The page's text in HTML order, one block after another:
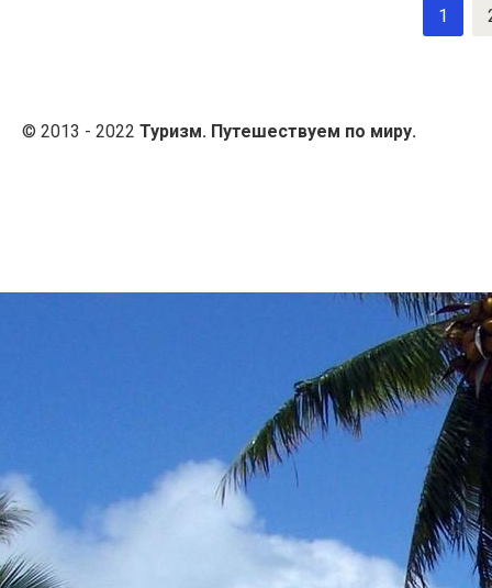
1
© 2013 - 2022 Туризм. Путешествуем по миру.